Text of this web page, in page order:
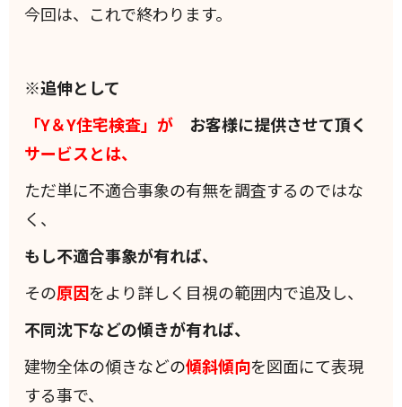
今回は、これで終わります。
※追伸として
「Y＆Y住宅検査」が お客様に提供させて頂く
サービスとは、
ただ単に不適合事象の有無を調査するのではな
く、
もし不適合事象が有れば、
その原因をより詳しく目視の範囲内で追及し、
不同沈下などの傾きが有れば、
建物全体の傾きなどの傾斜傾向を図面にて表現
する事で、